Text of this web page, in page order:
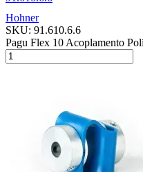
Hohner
SKU: 91.610.6.6
Pagu Flex 10 Acoplamento